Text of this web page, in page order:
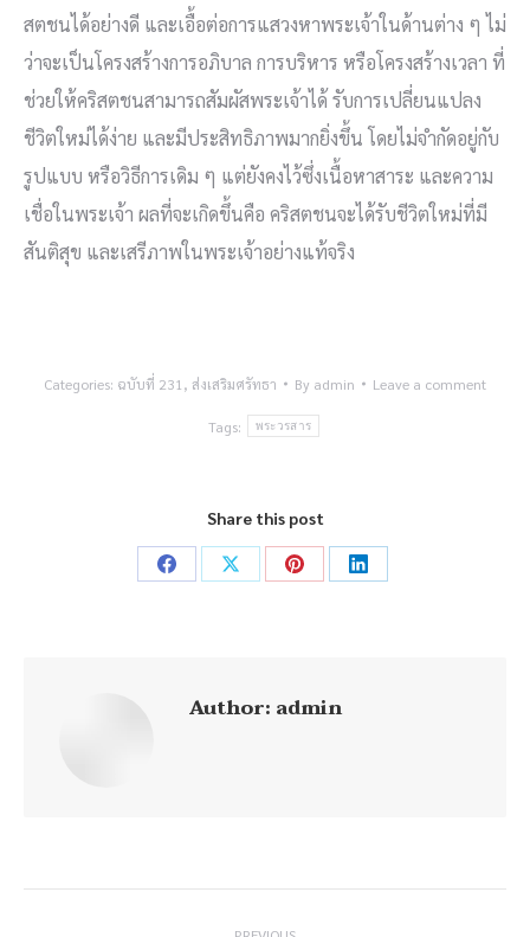
สตชนได้อย่างดี และเอื้อต่อการแสวงหาพระเจ้าในด้านต่าง ๆ ไม่
ว่าจะเป็นโครงสร้างการอภิบาล การบริหาร หรือโครงสร้างเวลา ที่
ช่วยให้คริสตชนสามารถสัมผัสพระเจ้าได้ รับการเปลี่ยนแปลง
ชีวิตใหม่ได้ง่าย และมีประสิทธิภาพมากยิ่งขึ้น โดยไม่จำกัดอยู่กับ
รูปแบบ หรือวิธีการเดิม ๆ แต่ยังคงไว้ซึ่งเนื้อหาสาระ และความ
เชื่อในพระเจ้า ผลที่จะเกิดขึ้นคือ คริสตชนจะได้รับชีวิตใหม่ที่มี
สันติสุข และเสรีภาพในพระเจ้าอย่างแท้จริง
Categories: ฉบับที่ 231 , ส่งเสริมศรัทธา By admin Leave a comment
Tags: พระวรสาร
Share this post
Share
Share
Share
Share
Author: admin
Post